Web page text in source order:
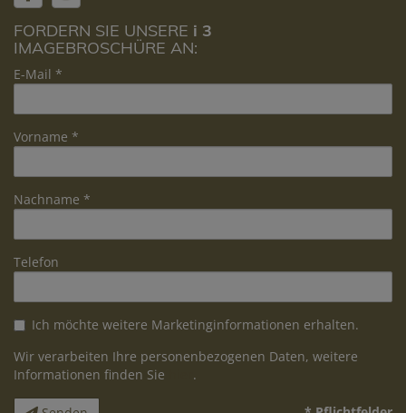
FORDERN SIE UNSERE i 3
IMAGEBROSCHÜRE AN:
E-Mail
Vorname
Nachname
Telefon
Ich möchte weitere Marketinginformationen erhalten.
Wir verarbeiten Ihre personenbezogenen Daten, weitere
Informationen finden Sie
.